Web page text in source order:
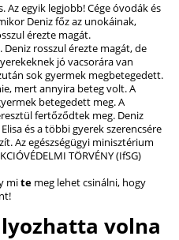
Az egyik legjobb! Cége óvodák és
Deniz főz az unokáinak,
érezte magát.
rosszul érezte magát, de
jó vacsorára van
sok gyermek megbetegedett.
mert annyira beteg volt. A
betegedett meg. A
fertőződtek meg. Deniz
és a többi gyerek szerencsére
Az egészségügyi minisztérium
TÖRVÉNY (IfSG)
mite meg lehet csinálni, hogy
volna